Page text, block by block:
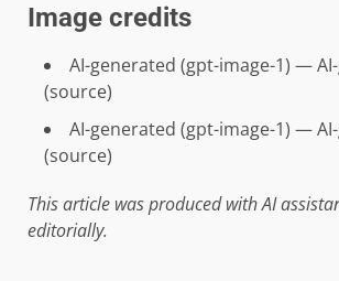
Image credits
AI-generated (gpt-image-1) —
(source)
AI-generated (gpt-image-1) —
(source)
This article was produced with AI
editorially.